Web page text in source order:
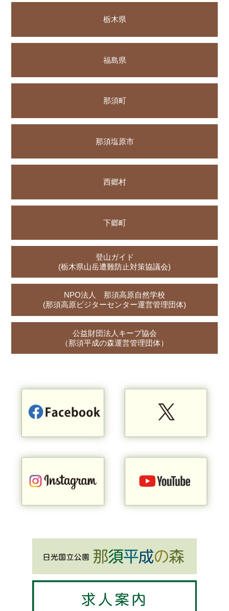
栃木県
福島県
那須町
那須塩原市
西郷村
下郷町
登山ガイド
(栃木県山岳遭難防止対策協議会)
NPO法人 那須高原自然学校
(那須高原ビジターセンター運営管理団体)
公益財団法人キープ協会
（那須平成の森運営管理団体）